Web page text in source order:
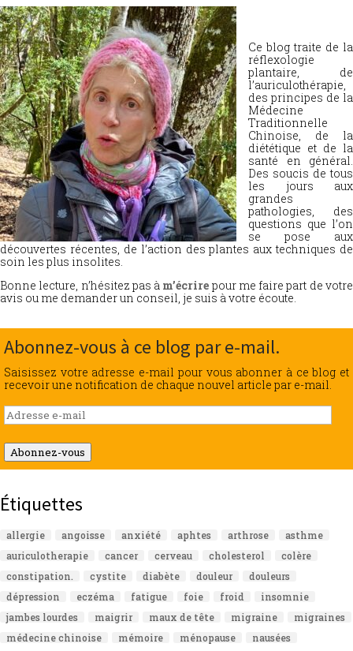
Ce blog traite de la
réflexologie
plantaire, de
l’auriculothérapie,
des principes de la
Médecine
Traditionnelle
Chinoise, de la
diététique et de la
santé en général.
Des soucis de tous
les jours aux
grandes
pathologies, des
questions que l’on
se pose aux
découvertes récentes, de l’action des plantes aux techniques de
soin les plus insolites.
Bonne lecture, n’hésitez pas à m’écrire pour me faire part de votre
avis ou me demander un conseil, je suis à votre écoute.
Abonnez-vous à ce blog par e-mail.
Saisissez votre adresse e-mail pour vous abonner à ce blog et
recevoir une notification de chaque nouvel article par e-mail.
Adresse
e-
mail
Abonnez-vous
Étiquettes
allergie angoisse anxiété aphtes arthrose
asthme
auriculotherapie
cancer cerveau cholesterol
colère
constipation.
cystite diabète douleur
douleurs
dépression
eczéma fatigue foie froid
insomnie
jambes lourdes
maigrir maux de tête migraine
migraines
médecine chinoise
mémoire ménopause
nausées